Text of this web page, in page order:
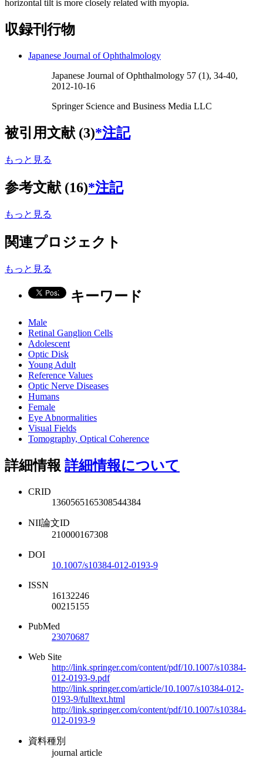
horizontal tilt is more closely related with myopia.
収録刊行物
Japanese Journal of Ophthalmology
Japanese Journal of Ophthalmology 57 (1), 34-40,
2012-10-16
Springer Science and Business Media LLC
被引用文献 (3)*注記
もっと見る
参考文献 (16)*注記
もっと見る
関連プロジェクト
もっと見る
キーワード
Male
Retinal Ganglion Cells
Adolescent
Optic Disk
Young Adult
Reference Values
Optic Nerve Diseases
Humans
Female
Eye Abnormalities
Visual Fields
Tomography, Optical Coherence
詳細情報 詳細情報について
CRID
1360565165308544384
NII論文ID
210000167308
DOI
10.1007/s10384-012-0193-9
ISSN
16132246
00215155
PubMed
23070687
Web Site
http://link.springer.com/content/pdf/10.1007/s10384-
012-0193-9.pdf
http://link.springer.com/article/10.1007/s10384-012-
0193-9/fulltext.html
http://link.springer.com/content/pdf/10.1007/s10384-
012-0193-9
資料種別
journal article